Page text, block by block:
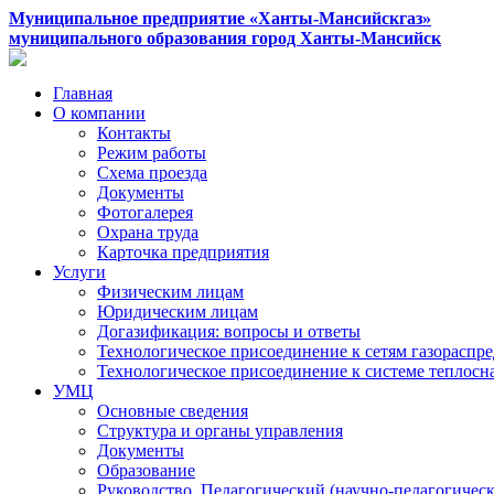
Муниципальное предприятие «Ханты-Мансийскгаз»
муниципального образования город Ханты-Мансийск
Главная
О компании
Контакты
Режим работы
Схема проезда
Документы
Фотогалерея
Охрана труда
Карточка предприятия
Услуги
Физическим лицам
Юридическим лицам
Догазификация: вопросы и ответы
Технологическое присоединение к сетям
Технологическое присоединение к системе
УМЦ
Основные сведения
Структура и органы управления
Документы
Образование
Руководство. Педагогический (научно-